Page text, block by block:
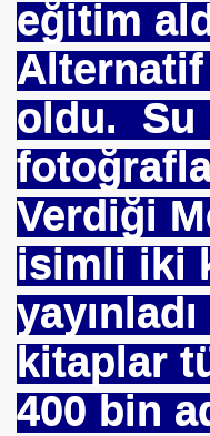
eğitim
Alternatif
oldu. Su
Verdiği
isimli iki
kitaplar
400 bin
NJ.Canlı Yayın